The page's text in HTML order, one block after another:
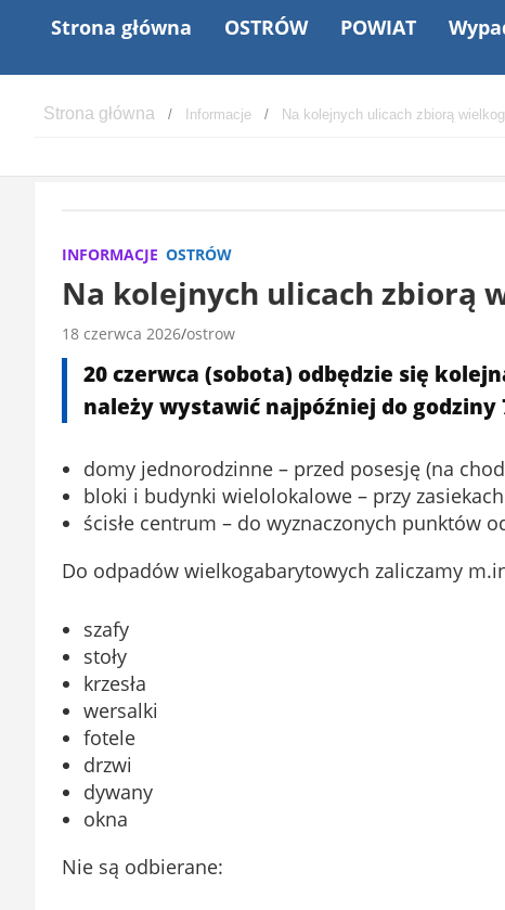
Strona główna OSTRÓW POWIAT
Informacje Na kolejnych ulicach zbiorą
INFORMACJE OSTRÓW
Na kolejnych ulicach zbiorą
18 czerwca 2026 ostrow
20 czerwca (sobota) odbędzie się
należy wystawić najpóźniej do godziny
domy jednorodzinne – przed posesję (na
bloki i budynki wielolokalowe – przy
ścisłe centrum – do wyznaczonych punktów
Do odpadów wielkogabarytowych zaliczamy
szafy
stoły
krzesła
wersalki
fotele
drzwi
dywany
okna
Nie są odbierane: